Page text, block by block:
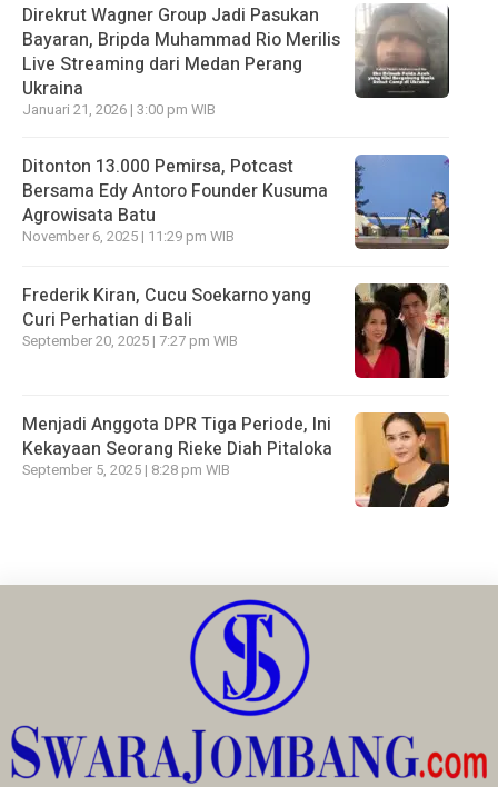
Direkrut Wagner Group Jadi Pasukan
Bayaran, Bripda Muhammad Rio Merilis
Live Streaming dari Medan Perang
Ukraina
Januari 21, 2026 | 3:00 pm WIB
Ditonton 13.000 Pemirsa, Potcast
Bersama Edy Antoro Founder Kusuma
Agrowisata Batu
November 6, 2025 | 11:29 pm WIB
Frederik Kiran, Cucu Soekarno yang
Curi Perhatian di Bali
September 20, 2025 | 7:27 pm WIB
Menjadi Anggota DPR Tiga Periode, Ini
Kekayaan Seorang Rieke Diah Pitaloka
September 5, 2025 | 8:28 pm WIB